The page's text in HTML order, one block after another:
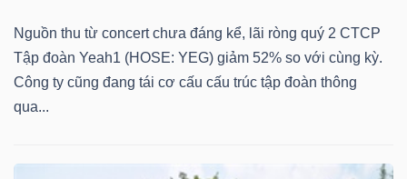
Nguồn thu từ concert chưa đáng kể, lãi ròng quý 2 CTCP
Tập đoàn Yeah1 (HOSE: YEG) giảm 52% so với cùng kỳ.
Công ty cũng đang tái cơ cấu cấu trúc tập đoàn thông
qua...